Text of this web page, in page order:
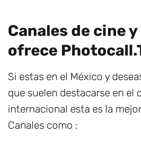
Canales de cine y
ofrece
Si estas en el México y
que suelen destacarse en el
internacional esta es la
Canales como :